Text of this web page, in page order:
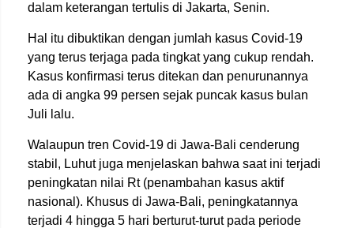
dalam keterangan tertulis di Jakarta, Senin.
Hal itu dibuktikan dengan jumlah kasus Covid-19
yang terus terjaga pada tingkat yang cukup rendah.
Kasus konfirmasi terus ditekan dan penurunannya
ada di angka 99 persen sejak puncak kasus bulan
Juli lalu.
Walaupun tren Covid-19 di Jawa-Bali cenderung
stabil, Luhut juga menjelaskan bahwa saat ini terjadi
peningkatan nilai Rt (penambahan kasus aktif
nasional). Khusus di Jawa-Bali, peningkatannya
terjadi 4 hingga 5 hari berturut-turut pada periode